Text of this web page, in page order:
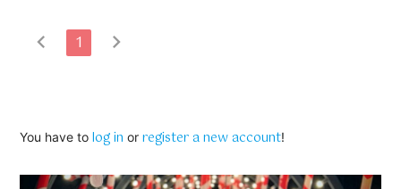
chevron_left 1 chevron_right
You have tolog in orregister a new account!